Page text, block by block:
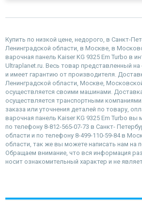
Купить по низкой цене, недорого, в Санкт-
Ленинградской области, в Москве, в
варочная панель Kaiser KG 9325 Em Turbo в
Ultraplanet.ru. Весь товар представленный
и имеет гарантию от производителя.
Ленинградской области, Москве,
осуществляется своими машинами.
осуществляется транспортными
заказа или уточнения деталей по товару,
варочная панель Kaiser KG 9325 Em Turbo
по телефону 8-812-565-07-73 в Санкт-
области и по телефону 8-499-110-59-84 в
области, так же вы можете написать нам на
Обращаем внимание, что вся информация
носит ознакомительный характер и не